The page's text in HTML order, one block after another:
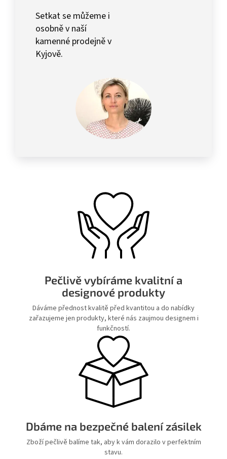
Setkat se můžeme i
osobně v naší
kamenné prodejně v
Kyjově.
Pečlivě vybíráme kvalitní a
designové produkty
Dáváme přednost kvalitě před kvantitou a do nabídky
zařazujeme jen produkty, které nás zaujmou designem i
funkčností.
Dbáme na bezpečné balení zásilek
Zboží pečlivě balíme tak, aby k vám dorazilo v perfektním
stavu.